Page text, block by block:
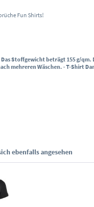
Fun Shirts!
Das Stoffgewicht beträgt 155 g/qm.
mehreren Wäschen. - T-Shirt
ebenfalls angesehen